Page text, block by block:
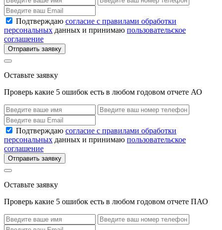
Подтверждаю согласие с правилами обработки
персональных данных и принимаю пользовательское
соглашение
Отправить заявку
Оставьте заявку
Проверь какие 5 ошибок есть в любом годовом отчете АО
Подтверждаю согласие с правилами обработки
персональных данных и принимаю пользовательское
соглашение
Отправить заявку
Оставьте заявку
Проверь какие 5 ошибок есть в любом годовом отчете ПАО